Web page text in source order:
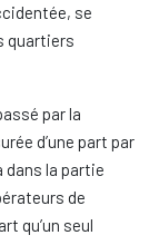
se
quartiers
par la
d’une part par
dans la partie
de
qu’un seul